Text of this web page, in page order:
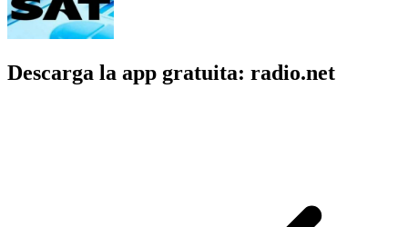
Descarga la app gratuita: radio.net